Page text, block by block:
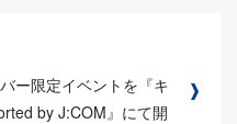
ー限定イベントを『キ
by J:COM』にて開